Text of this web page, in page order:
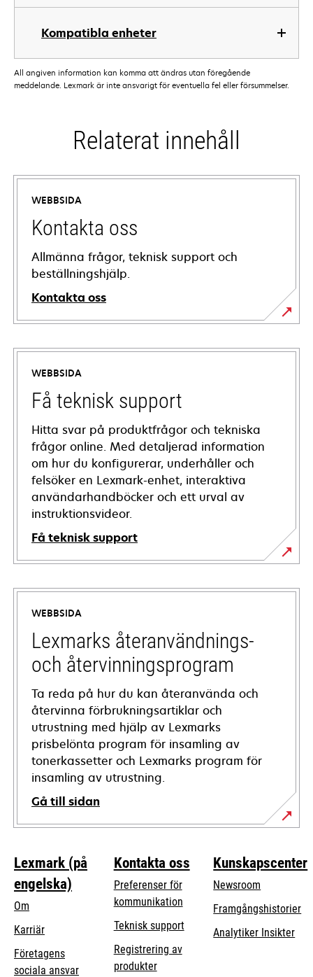
Kompatibla enheter
All angiven information kan komma att ändras utan föregående
meddelande. Lexmark är inte ansvarigt för eventuella fel eller försummelser.
Relaterat innehåll
WEBBSIDA
Kontakta oss
Allmänna frågor, teknisk support och
beställningshjälp.
Kontakta oss
WEBBSIDA
Få teknisk support
Hitta svar på produktfrågor och tekniska
frågor online. Med detaljerad information
om hur du konfigurerar, underhåller och
felsöker en Lexmark-enhet, interaktiva
användarhandböcker och ett urval av
instruktionsvideor.
Få teknisk support
opens
in
new
tab
WEBBSIDA
Lexmarks återanvändnings-
och återvinningsprogram
Ta reda på hur du kan återanvända och
återvinna förbrukningsartiklar och
utrustning med hjälp av Lexmarks
prisbelönta program för insamling av
tonerkassetter och Lexmarks program för
insamling av utrustning.
Gå till sidan
Lexmark (på
engelska)
Om
Karriär
Företagens
sociala ansvaropens
Kontakta oss
Preferenser för
kommunikation
Teknisk supportopens
Registrering av
produkter
Kunskapscenter
Newsroom
Framgångshistorier
Analytiker Insikter